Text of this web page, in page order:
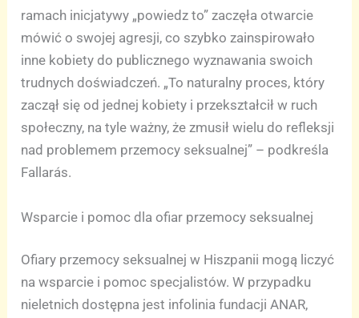
ramach inicjatywy „powiedz to” zaczęła otwarcie
mówić o swojej agresji, co szybko zainspirowało
inne kobiety do publicznego wyznawania swoich
trudnych doświadczeń. „To naturalny proces, który
zaczął się od jednej kobiety i przekształcił w ruch
społeczny, na tyle ważny, że zmusił wielu do refleksji
nad problemem przemocy seksualnej” – podkreśla
Fallarás.
Wsparcie i pomoc dla ofiar przemocy seksualnej
Ofiary przemocy seksualnej w Hiszpanii mogą liczyć
na wsparcie i pomoc specjalistów. W przypadku
nieletnich dostępna jest infolinia fundacji ANAR,